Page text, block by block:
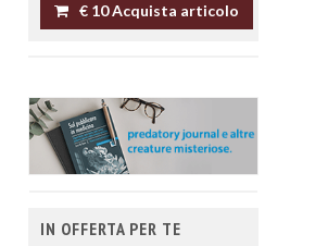
€ 10 Acquista articolo
IN OFFERTA PER TE